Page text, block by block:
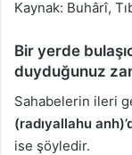
Kaynak: Buhârî,
Bir yerde
duyduğunuz
Sahabelerin ileri
(radıyallahu
ise şöyledir.